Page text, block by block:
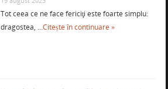
Tot ceea ce ne face fericiţi este foarte simplu:
dragostea, …Citește în continuare »